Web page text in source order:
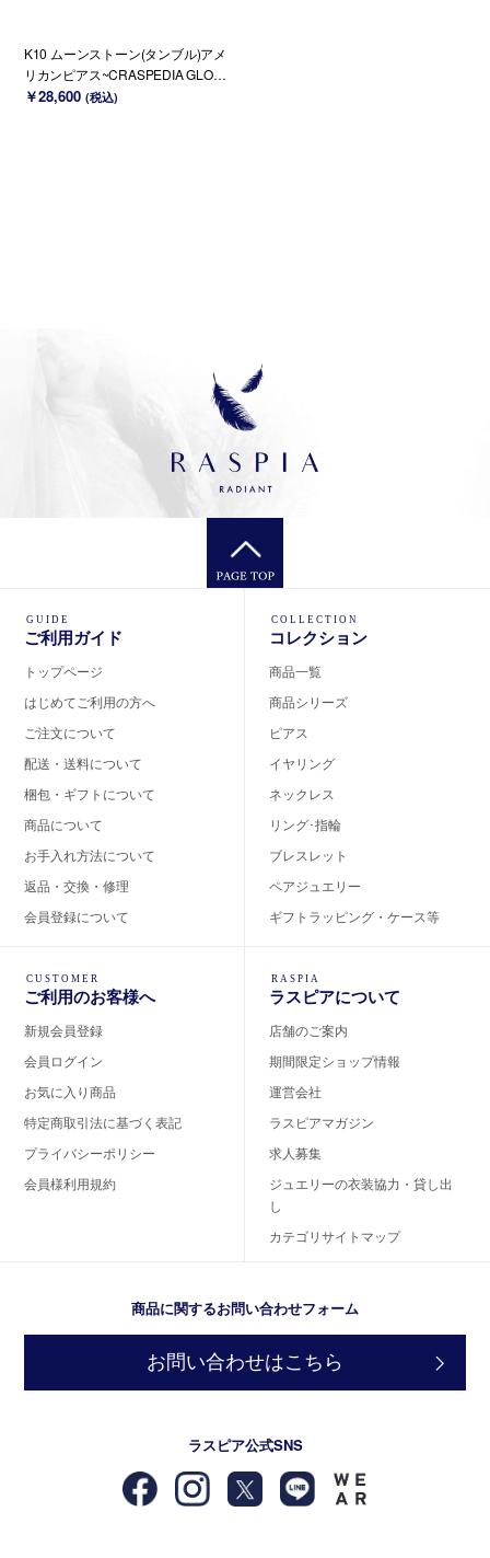
K10 ムーンストーン(タンブル)アメ
リカンピアス~CRASPEDIA GLOBO
SA~
￥28,600 (税込)
GUIDE
ご利用ガイド
トップページ
はじめてご利用の方へ
ご注文について
配送・送料について
梱包・ギフトについて
商品について
お手入れ方法について
返品・交換・修理
会員登録について
COLLECTION
コレクション
商品一覧
商品シリーズ
ピアス
イヤリング
ネックレス
リング･指輪
ブレスレット
ペアジュエリー
ギフトラッピング・ケース等
CUSTOMER
ご利用のお客様へ
新規会員登録
会員ログイン
お気に入り商品
特定商取引法に基づく表記
プライバシーポリシー
会員様利用規約
RASPIA
ラスピアについて
店舗のご案内
期間限定ショップ情報
運営会社
ラスピアマガジン
求人募集
ジュエリーの衣装協力・貸し出
し
カテゴリサイトマップ
商品に関するお問い合わせフォーム
お問い合わせはこちら
ラスピア公式SNS